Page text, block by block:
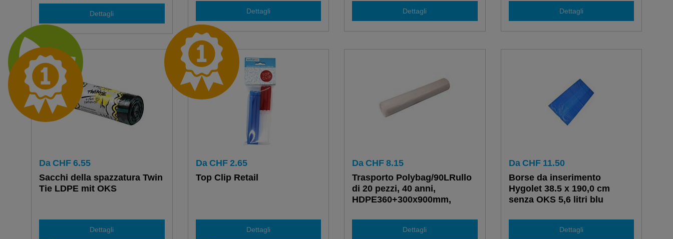
Dettagli Dettagli Dettagli Dettagli
Da CHF 6.55
Sacchi della spazzatura Twin
Tie LDPE mit OKS
Dettagli
Da CHF 2.65
Top Clip Retail
Dettagli
Da CHF 8.15
Trasporto Polybag/90LRullo
di 20 pezzi, 40 anni,
HDPE360+300x900mm,
Dettagli
Da CHF 11.50
Borse da inserimento
Hygolet 38.5 x 190,0 cm
senza OKS 5,6 litri blu
Dettagli